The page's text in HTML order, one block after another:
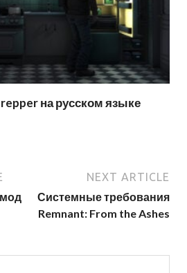
на русском языке
NEXT ARTICLE
Системные требования
Remnant: From the Ashes